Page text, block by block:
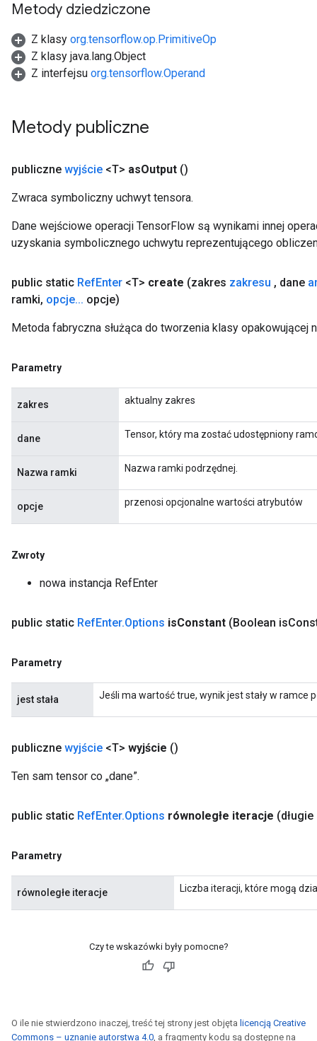
Metody dziedziczone
Z klasy org.tensorflow.op.PrimitiveOp
Z klasy java.lang.Object
Z interfejsu org.tensorflow.Operand
Metody publiczne
publiczne wyjście <T> asOutput ()
Zwraca symboliczny uchwyt tensora.
Dane wejściowe operacji TensorFlow są wynikami innej
uzyskania symbolicznego uchwytu reprezentującego
public static RefEnter <T> create (zakres zakresu , dane
ramki, opcje... opcje)
Metoda fabryczna służąca do tworzenia klasy opakowującej
Parametry
zakres aktualny zakres
dane Tensor, który ma zostać udostępniony
Nazwa ramki Nazwa ramki podrzędnej.
opcje przenosi opcjonalne wartości atrybutów
Zwroty
nowa instancja RefEnter
public static RefEnter.Options isConstant (Boolean is
Parametry
jest stała Jeśli ma wartość true, wynik jest stały w ramce
publiczne wyjście <T> wyjście ()
Ten sam tensor co „dane”.
public static RefEnter.Options równoległe iteracje
Parametry
równoległe iteracje Liczba iteracji, które mogą
Czy te wskazówki były pomocne?
O ile nie stwierdzono inaczej, treść tej strony jest objęta licencją Creative
Commons – uznanie autorstwa 4.0, a fragmenty kodu są dostępne na